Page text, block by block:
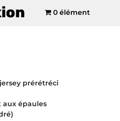
0 élément
jersey prérétréci
épaules